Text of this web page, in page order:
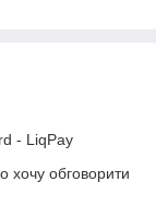
- LiqPay
обговорити